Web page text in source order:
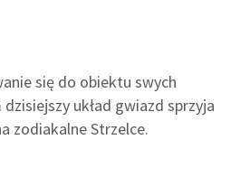
się do obiektu swych
układ gwiazd sprzyja
zodiakalne Strzelce.